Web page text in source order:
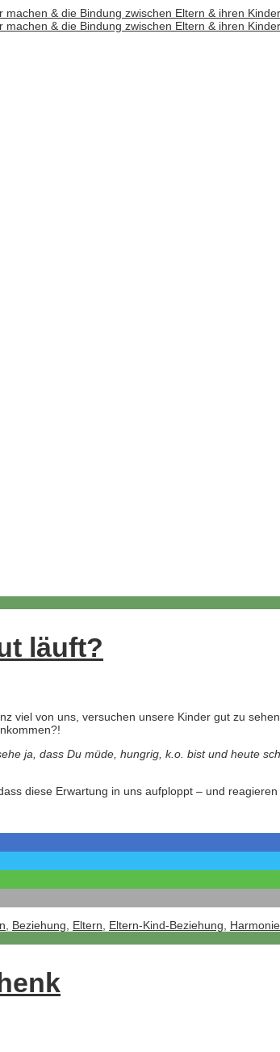
läuft?
viel von uns, versuchen unsere Kinder gut zu
ja, dass Du müde, hungrig, k.o. bist und heute
diese Erwartung in uns aufploppt – und
, Beziehung, Eltern, Eltern-Kind-Beziehung, Harmonie